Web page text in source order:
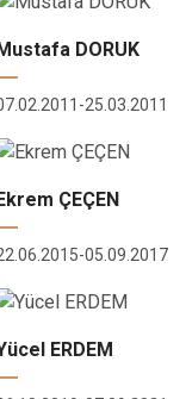
DORUK
25.03.2011
ÇEÇEN
05.09.2017
ERDEM